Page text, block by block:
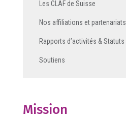
Les CLAF de Suisse
Nos affiliations et partenariats
Rapports d’activités & Statuts
Soutiens
Mission